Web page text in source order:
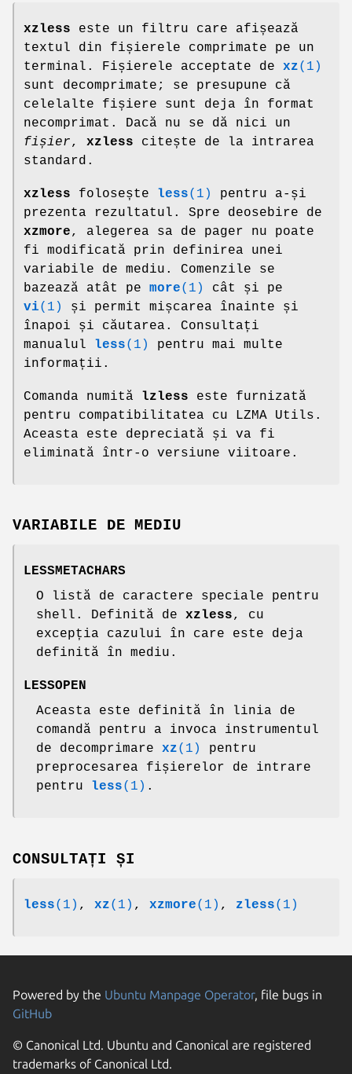
xzless este un filtru care afișează
textul din fișierele comprimate pe un
terminal. Fișierele acceptate de xz(1)
sunt decomprimate; se presupune că
celelalte fișiere sunt deja în format
necomprimat. Dacă nu se dă nici un
fișier, xzless citește de la intrarea
standard.
xzless folosește less(1)
pentru a-și
prezenta rezultatul. Spre deosebire de
xzmore, alegerea sa de pager nu poate
fi modificată prin definirea unei
variabile de mediu. Comenzile se
bazează atât pe more(1)
cât și pe
vi(1)
și permit mișcarea înainte și
înapoi și căutarea. Consultați
manualul less(1)
pentru mai multe
informații.
Comanda numită lzless este furnizată
pentru compatibilitatea cu LZMA Utils.
Aceasta este depreciată și va fi
eliminată într-o versiune viitoare.
VARIABILE DE MEDIU
LESSMETACHARS
O listă de caractere speciale pentru
shell. Definită de xzless, cu
excepția cazului în care este deja
definită în mediu.
LESSOPEN
Aceasta este definită în linia de
comandă pentru a invoca instrumentul
de decomprimare xz(1)
pentru
preprocesarea fișierelor de intrare
pentru
less(1) .
CONSULTAȚI ȘI
less(1) , xz(1) , xzmore(1) , zless(1)
Powered by the Ubuntu Manpage Operator, file bugs in
GitHub
© Canonical Ltd. Ubuntu and Canonical are registered
trademarks of Canonical Ltd.